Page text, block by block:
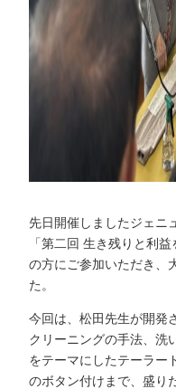
先日開催しましたジェニ
「第二回 生き残りと利
の方にご参加いただき、
た。
今回は、松田先生が開発
クリーニングの手法、洗
をテーマにしたテーラー
のボタン付けまで、盛り